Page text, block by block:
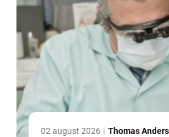
02 august 2026 Thomas